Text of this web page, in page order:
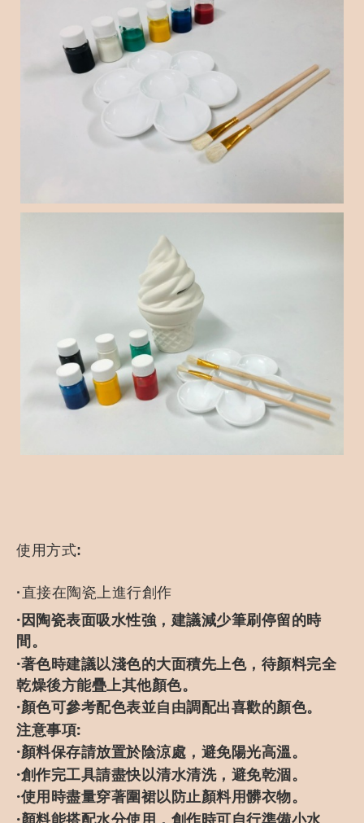
使用方式:
·直接在陶瓷上進行創作
·因陶瓷表面吸水性強，建議減少筆刷停留的時
間。
·著色時建議以淺色的大面積先上色，待顏料完全
乾燥後方能疊上其他顏色。
·顏色可參考配色表並自由調配出喜歡的顏色。
注意事項:
·顏料保存請放置於陰涼處，避免陽光高溫。
·創作完工具請盡快以清水清洗，避免乾涸。
·使用時盡量穿著圍裙以防止顏料用髒衣物。
·顏料能搭配水分使用，創作時可自行準備小水